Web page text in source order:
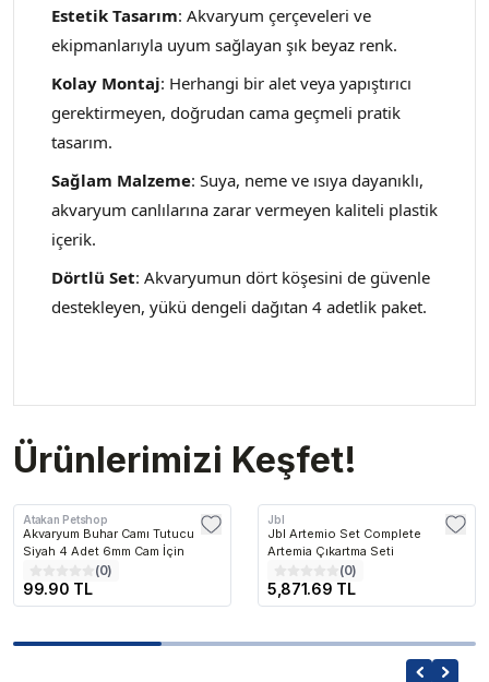
Estetik Tasarım: Akvaryum çerçeveleri ve
ekipmanlarıyla uyum sağlayan şık beyaz renk.
Kolay Montaj: Herhangi bir alet veya yapıştırıcı
gerektirmeyen, doğrudan cama geçmeli pratik
tasarım.
Sağlam Malzeme: Suya, neme ve ısıya dayanıklı,
akvaryum canlılarına zarar vermeyen kaliteli plastik
içerik.
Dörtlü Set: Akvaryumun dört köşesini de güvenle
destekleyen, yükü dengeli dağıtan 4 adetlik paket.
Ürünlerimizi Keşfet!
Atakan Petshop
Akvaryum Buhar Camı Tutucu
Siyah 4 Adet 6mm Cam İçin
(0)
99.90 TL
Jbl
Jbl Artemio Set Complete
Artemia Çıkartma Seti
(0)
5,871.69 TL